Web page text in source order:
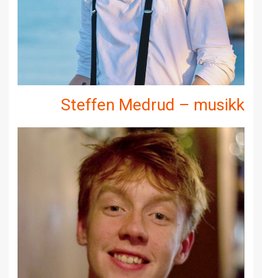
Steffen Medrud – musikk